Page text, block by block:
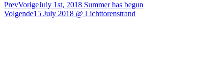
PrevVorigeJuly 1st, 2018 Summer has begun
Volgende15 July 2018 @ Lichttorenstrand